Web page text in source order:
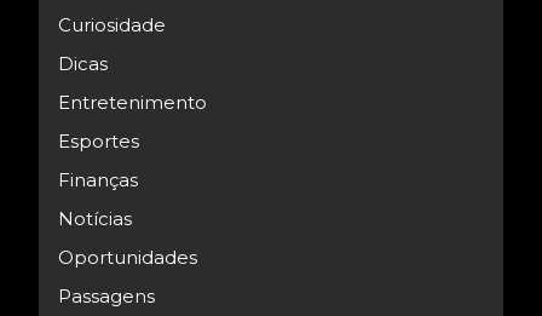
Curiosidade
Dicas
Entretenimento
Esportes
Finanças
Notícias
Oportunidades
Passagens